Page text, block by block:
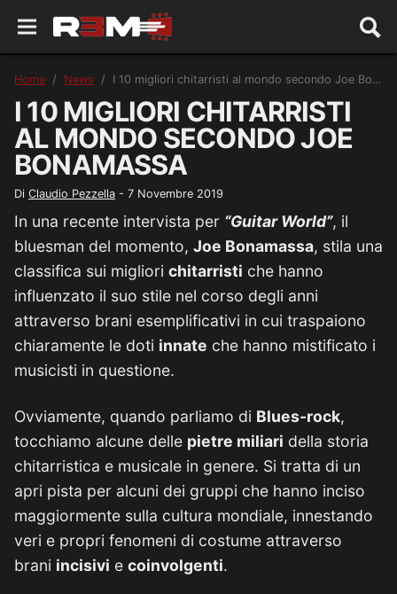
Home News I 10 migliori chitarristi al mondo secondo Joe Bonamassa
I 10 MIGLIORI CHITARRISTI
AL MONDO SECONDO JOE
BONAMASSA
Di Claudio Pezzella - 7 Novembre 2019
In una recente intervista per “Guitar World”, il
bluesman del momento, Joe Bonamassa, stila una
classifica sui migliori chitarristi che hanno
influenzato il suo stile nel corso degli anni
attraverso brani esemplificativi in cui traspaiono
chiaramente le doti innate che hanno mistificato i
musicisti in questione.
Ovviamente, quando parliamo di Blues-rock,
tocchiamo alcune delle pietre miliari della storia
chitarristica e musicale in genere. Si tratta di un
apri pista per alcuni dei gruppi che hanno inciso
maggiormente sulla cultura mondiale, innestando
veri e propri fenomeni di costume attraverso
brani incisivi e coinvolgenti.